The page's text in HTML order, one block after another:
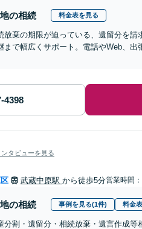
の相続 料金表を見る
放棄の期限が迫っている、遺留分を
まで幅広くサポート。電話やWeb、
ンタビューを見る
武蔵中原駅 から徒歩5分営業時間
の相続 事例を見る(1件) 料金
分割・遺留分・相続放棄・遺言作成